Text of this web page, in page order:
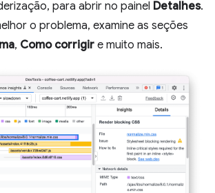
para abrir no painel Detalhes.
o problema, examine as seções
, Como corrigir e muito mais.